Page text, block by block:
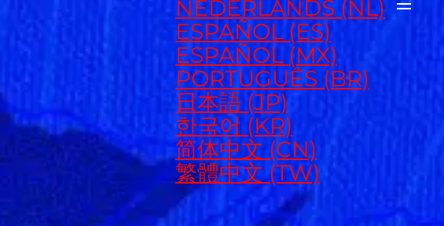
NEDERLANDS (NL)
ESPAÑOL (ES)
ESPAÑOL (MX)
PORTUGUÊS (BR)
日本語 (JP)
한국어 (KR)
简体中文 (CN)
繁體中文 (TW)